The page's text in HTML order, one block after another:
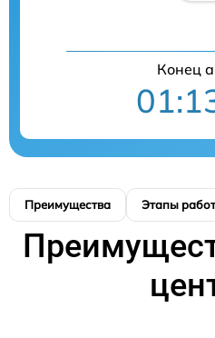
Конец
Преимущества Этапы работ